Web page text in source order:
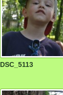
DSC_5113